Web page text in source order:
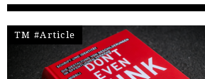
TM #Article